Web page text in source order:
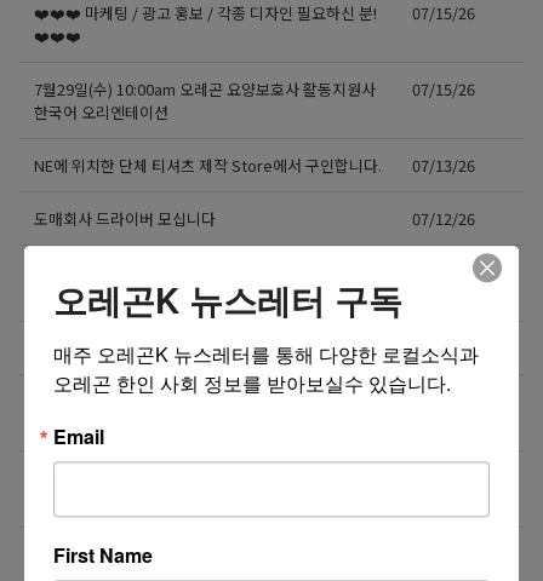
❤️❤️❤️ 마케팅 / 광고 홍보 / 각종 디자인 필요하신 분!
❤️❤️❤️
07/15/26
7월29일(수) 10:00am 오레곤 요양보호사 활동지원사
한국어 오리엔테이션
07/15/26
NE에 위치한 단체 티셔츠 제작 Store에서 구인합니다. 07/13/26
도매회사 드라이버 모십니다 07/12/26
도 있습니다.
07/08/26
Resin rose bjd 인형행사 2일 통역사 구합니다. 07/08/26
새로운 포차 서버구함 / Server needed for Korean
Gastropub (Downtown PDX)
07/06/26
더보기 >>
오레곤K 뉴스레터 구독
매주 오레곤K 뉴스레터를 통해 다양한 로컬소식과
오레곤 한인 사회 정보를 받아보실수 있습니다.
Email
First Name